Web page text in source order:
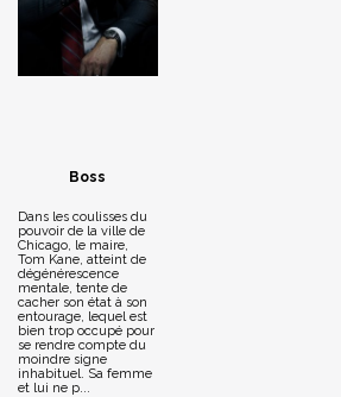
Boss
Dans les coulisses du
pouvoir de la ville de
Chicago, le maire,
Tom Kane, atteint de
dégénérescence
mentale, tente de
cacher son état à son
entourage, lequel est
bien trop occupé pour
se rendre compte du
moindre signe
inhabituel. Sa femme
et lui ne p...